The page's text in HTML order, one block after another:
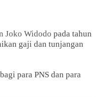
Joko Widodo pada tahun
gaji dan tunjangan
para PNS dan para